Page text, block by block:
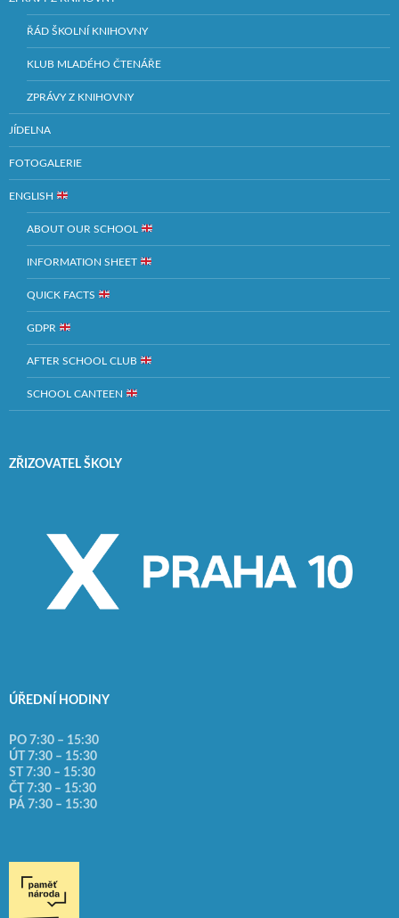
ŘÁD ŠKOLNÍ KNIHOVNY
KLUB MLADÉHO ČTENÁŘE
ZPRÁVY Z KNIHOVNY
JÍDELNA
FOTOGALERIE
ENGLISH
ABOUT OUR SCHOOL
INFORMATION SHEET
QUICK FACTS
GDPR
AFTER SCHOOL CLUB
SCHOOL CANTEEN
ZŘIZOVATEL ŠKOLY
ÚŘEDNÍ HODINY
PO 7:30 – 15:30
ÚT 7:30 – 15:30
ST 7:30 – 15:30
ČT 7:30 – 15:30
PÁ 7:30 – 15:30